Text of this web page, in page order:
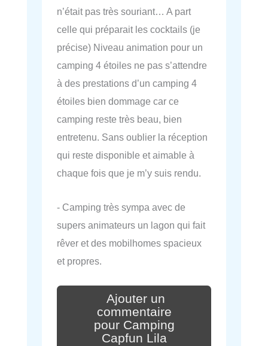
n’était pas très souriant… A part
celle qui préparait les cocktails (je
précise) Niveau animation pour un
camping 4 étoiles ne pas s’attendre
à des prestations d’un camping 4
étoiles bien dommage car ce
camping reste très beau, bien
entretenu. Sans oublier la réception
qui reste disponible et aimable à
chaque fois que je m’y suis rendu.
- Camping très sympa avec de
supers animateurs un lagon qui fait
rêver et des mobilhomes spacieux
et propres.
Ajouter un
commentaire
pour Camping
Capfun Lila